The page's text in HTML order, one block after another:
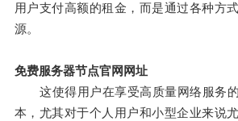
用户支付高额的租金，而是通过各种方
源。
免费服务器节点官网网址
这使得用户在享受高质量网络服务
本，尤其对于个人用户和小型企业来说尤